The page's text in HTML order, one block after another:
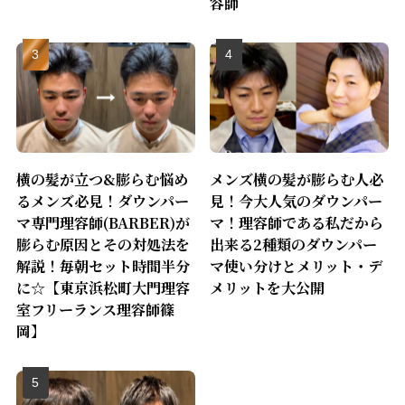
横の髪が立つ&膨らむ悩め
るメンズ必見！ダウンパー
マ専門理容師(BARBER)が
膨らむ原因とその対処法を
解説！毎朝セット時間半分
に☆【東京浜松町大門理容
室フリーランス理容師篠
岡】
メンズ横の髪が膨らむ人必
見！今大人気のダウンパー
マ！理容師である私だから
出来る2種類のダウンパー
マ使い分けとメリット・デ
メリットを大公開